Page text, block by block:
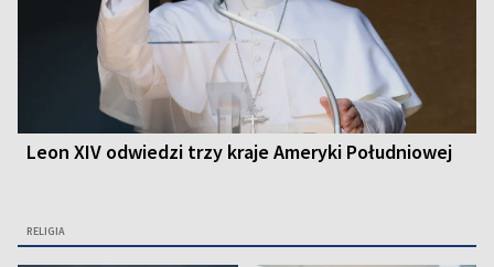
Leon XIV odwiedzi trzy kraje Ameryki Południowej
RELIGIA